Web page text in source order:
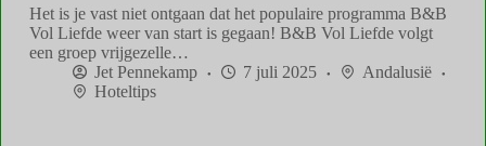
Het is je vast niet ontgaan dat het populaire programma B&B
Vol Liefde weer van start is gegaan! B&B Vol Liefde volgt
een groep vrijgezelle…
Jet Pennekamp
7 juli 2025
Andalusië
Hoteltips